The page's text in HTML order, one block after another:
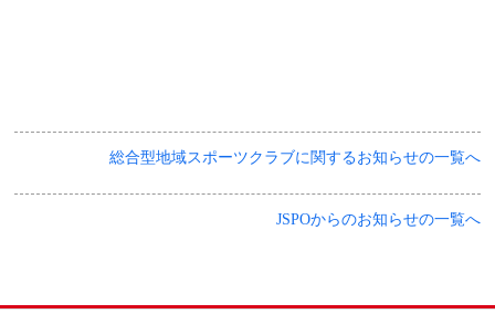
総合型地域スポーツクラブに関するお知らせの一覧へ
JSPOからのお知らせの一覧へ